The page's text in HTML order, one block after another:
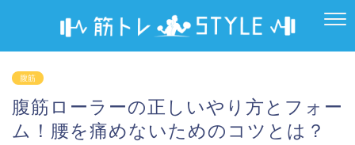
腹筋
腹筋ローラーの正しいやり方とフォー
ム！腰を痛めないためのコツとは？